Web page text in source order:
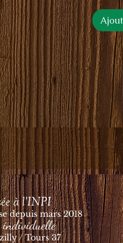
à l'INPI
depuis mars 2018
individuelle
/ Tours 37